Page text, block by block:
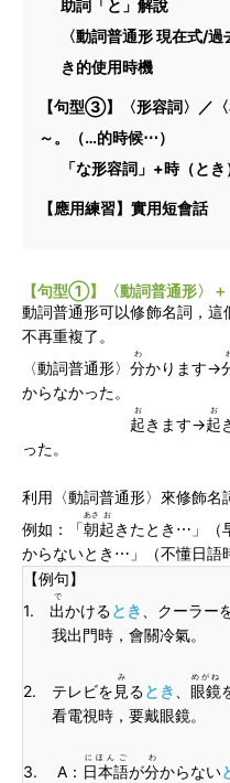
助詞「と」解說
〈動詞普通形 現在式/過
き的使用時機
【句型③】〈形容詞〉／〈
～。（…的時候⋯）
「な形容詞」+時（とき
【應用練習】實用短會話
【句型①】〈動詞普通形〉
動詞普通形可以修飾名詞，
不再重複了。
〈動詞普通形〉 分
わ
かります→
からなかった。
起
お
きます→起
お
った。
利用 〈動詞普通形〉 來修飾名
例如：「朝
あさ
起
お
きたとき⋯」（
からないとき⋯」（不懂日
【例句】
1. 出
で
かけるとき 、クーラー
我出門時，會關冷氣。
2. テレビを 見
み
るとき 眼鏡
めがね
看電視時，要戴眼鏡。
3. A： 日本語
にほんご
が分
わ
からない